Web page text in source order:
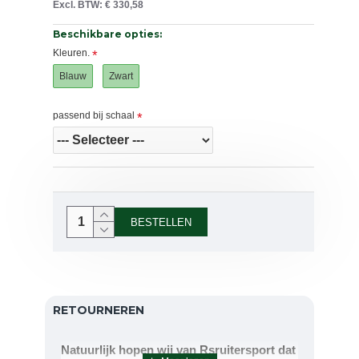
Excl. BTW: € 330,58
Beschikbare opties:
Kleuren.
Blauw Zwart
passend bij schaal
BESTELLEN
RETOURNEREN
Natuurlijk hopen wij van Rsruitersport dat